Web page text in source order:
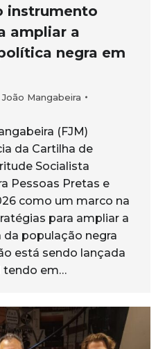
instrumento
ampliar a
negra em
Mangabeira
(FJM)
da Cartilha de
Socialista
Pessoas Pretas e
como um marco na
para ampliar a
população negra
está sendo lançada
tendo em…